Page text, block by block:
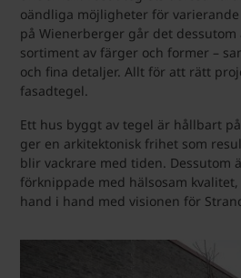
oändliga möjligheter för varierande
på Wienerberger går det
sortiment av färger och former –
och fina detaljer. Allt för att rätt
fasadtegel.
Ett hus byggt av tegel är hållbart
ger en arkitektonisk frihet som
blir vackrare med tiden. Dessutom
förknippade med hälsosam
hand i hand med visionen för